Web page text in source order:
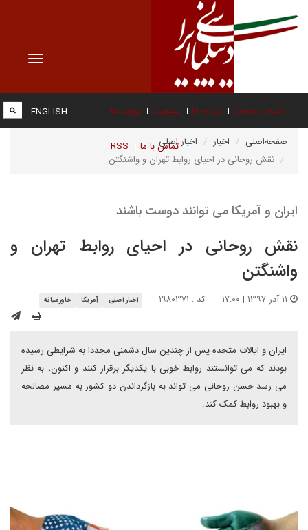
Toggle
صفحه نخست درباره ما عضویت پیوند ها
تماس با ما RSS
ENGLISH
صفحه‌اصلی اخبار
اخبار اصلی
نقش روحانی در احیای روابط تهران و واشنگتن
ایران و آمریکا می توانند دوست باشند
نقش روحانی در احیای روابط تهران و
واشنگتن
کد : ۱۹۸۰۳۷۱ اخبار اصلی آمریکا خاورمیانه
ایران و ایالات متحده پس از چندین سال دشمنی مجددا به شرایطی رسیده
بودند که می توانستند روابط خوبی با یکدیگر برقرار کنند و اکنون، به نظر
می رسد حسن روحانی می تواند به بازگرداندن دو کشور به مسیر مصالحه
و بهبود روابط کمک کند.